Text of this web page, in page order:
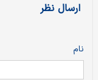
ارسال نظر
نام